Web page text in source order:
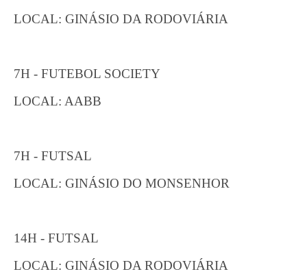
LOCAL: GINÁSIO DA RODOVIÁRIA
7H - FUTEBOL SOCIETY
LOCAL: AABB
7H - FUTSAL
LOCAL: GINÁSIO DO MONSENHOR
14H - FUTSAL
LOCAL: GINÁSIO DA RODOVIÁRIA